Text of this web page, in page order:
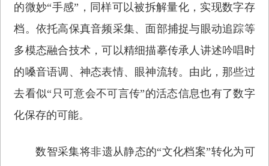
的微妙“手感”，同样可以被拆解量化，实现数字存
档。依托高保真音频采集、面部捕捉与眼动追踪等
多模态融合技术，可以精细描摹传承人讲述吟唱时
的嗓音语调、神态表情、眼神流转。由此，那些过
去看似“只可意会不可言传”的活态信息也有了数字
化保存的可能。
数智采集将非遗从静态的“文化档案”转化为可